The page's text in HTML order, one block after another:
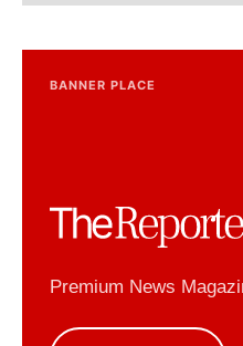
BANNER PLACE
Premium News